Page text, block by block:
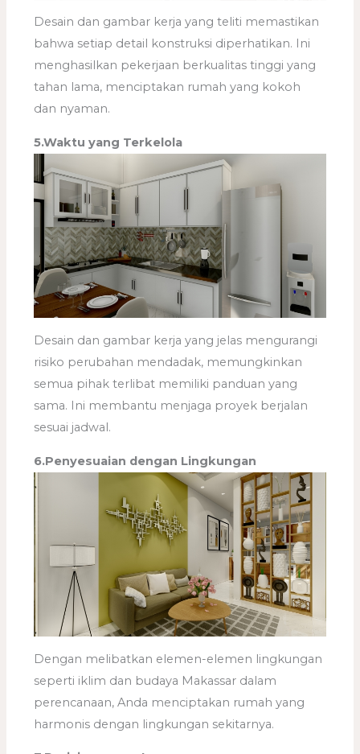
Desain dan gambar kerja yang teliti memastikan
bahwa setiap detail konstruksi diperhatikan. Ini
menghasilkan pekerjaan berkualitas tinggi yang
tahan lama, menciptakan rumah yang kokoh
dan nyaman.
5.Waktu yang Terkelola
Desain dan gambar kerja yang jelas mengurangi
risiko perubahan mendadak, memungkinkan
semua pihak terlibat memiliki panduan yang
sama. Ini membantu menjaga proyek berjalan
sesuai jadwal.
6.Penyesuaian dengan Lingkungan
Dengan melibatkan elemen-elemen lingkungan
seperti iklim dan budaya Makassar dalam
perencanaan, Anda menciptakan rumah yang
harmonis dengan lingkungan sekitarnya.